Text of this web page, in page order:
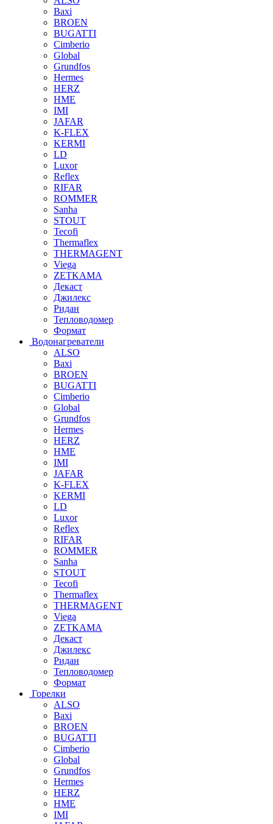
Baxi
BROEN
BUGATTI
Cimberio
Global
Grundfos
Hermes
HERZ
HME
IMI
JAFAR
K-FLEX
KERMI
LD
Luxor
Reflex
RIFAR
ROMMER
Sanha
STOUT
Tecofi
Thermaflex
THERMAGENT
Viega
ZETKAMA
Декаст
Джилекс
Ридан
Тепловодомер
Формат
Водонагреватели
ALSO
Baxi
BROEN
BUGATTI
Cimberio
Global
Grundfos
Hermes
HERZ
HME
IMI
JAFAR
K-FLEX
KERMI
LD
Luxor
Reflex
RIFAR
ROMMER
Sanha
STOUT
Tecofi
Thermaflex
THERMAGENT
Viega
ZETKAMA
Декаст
Джилекс
Ридан
Тепловодомер
Формат
Горелки
ALSO
Baxi
BROEN
BUGATTI
Cimberio
Global
Grundfos
Hermes
HERZ
HME
IMI